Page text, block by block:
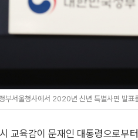
서울청사에서 2020년 신년 특별사면 발표
교육감이 문재인 대통령으로부